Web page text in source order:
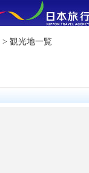
> 観光地一覧